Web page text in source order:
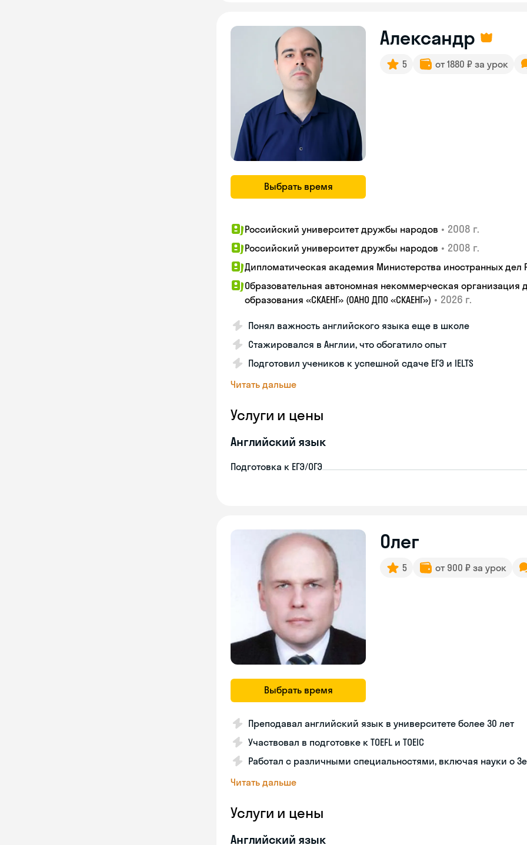
Выбрать время
Александр
5 от 1880 ₽ за урок
Российский университет дружбы народов • 2008 г.
Российский университет дружбы народов • 2008 г.
Дипломатическая академия Министерства иностранных
Образовательная автономная некоммерческая организация
образования «СКАЕНГ» (ОАНО ДПО «СКАЕНГ») • 2026 г.
Понял важность английского языка еще в школе
Стажировался в Англии, что обогатило опыт
Подготовил учеников к успешной сдаче ЕГЭ и IELTS
Читать дальше
Услуги и цены
Английский язык
Подготовка к ЕГЭ/ОГЭ
Выбрать время
Олег
5 от 900 ₽ за урок
Преподавал английский язык в университете более 30 лет
Участвовал в подготовке к TOEFL и TOEIC
Работал с различными специальностями, включая науки о
Читать дальше
Услуги и цены
Английский язык